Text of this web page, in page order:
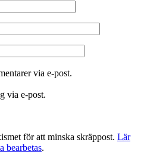
via e-post.
via e-post.
för att minska skräppost. Lär
bearbetas.